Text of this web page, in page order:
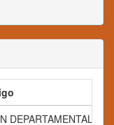
DEPARTAMENTAL Nº